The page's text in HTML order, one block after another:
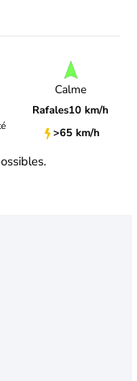
Calme
Rafales10 km/h
>65 km/h